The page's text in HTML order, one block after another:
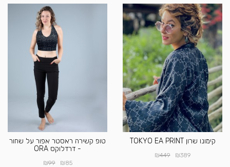
קימונו שרון TOKYO EA PRINT
₪389
₪449
טופ קשירה ראסטר אפור על שחור
- דרדלוקס ORA
₪85
₪99